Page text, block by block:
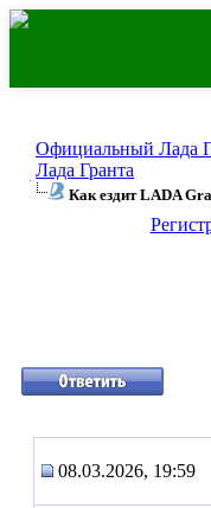
Официальный Лада
Лада Гранта
Как ездит LADA
08.03.2026, 19:59